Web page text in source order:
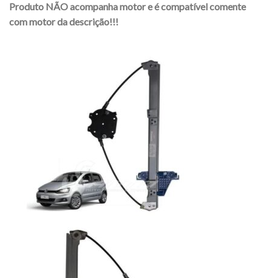
Produto NÃO acompanha motor e é compatível comente
com motor da descrição!!!